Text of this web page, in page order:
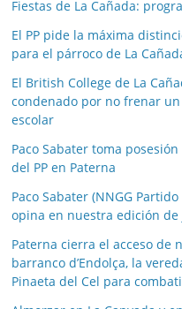
i
a
s
p
o
r
m
e
e
Fiestas de La Cañada:
El PP pide la máxima
para el párroco de La
El British College de La
condenado por no frenar un
escolar
Paco Sabater toma
del PP en Paterna
Paco Sabater (NNGG
opina en nuestra edición de
Paterna cierra el acceso de
barranco d’Endolça, la
Pinaeta del Cel para